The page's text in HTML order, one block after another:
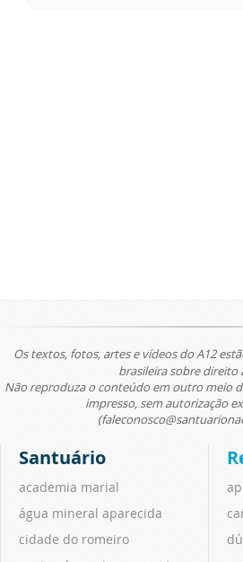
Os textos, fotos, artes e vídeos do A12
brasileira sobre direito
Não reproduza o conteúdo em outro meio
impresso, sem autorização
Santuário
academia marial
água mineral aparecida
cidade do romeiro